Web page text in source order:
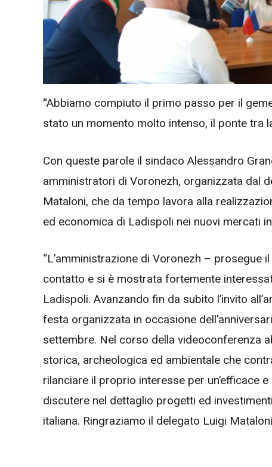
“Abbiamo compiuto il primo passo per il
stato un momento molto intenso, il ponte tra
Con queste parole il sindaco Alessandro
amministratori di Voronezh, organizzata dal
Mataloni, che da tempo lavora alla
ed economica di Ladispoli nei nuovi mercati
“L’amministrazione di Voronezh –
contatto e si è mostrata fortemente
Ladispoli. Avanzando fin da subito l’invito
festa organizzata in occasione
settembre. Nel corso della videoconferenza
storica, archeologica ed ambientale che
rilanciare il proprio interesse per un’efficace
discutere nel dettaglio progetti ed
italiana. Ringraziamo il delegato Luigi